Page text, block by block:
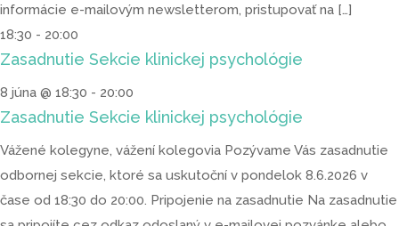
informácie e-mailovým newsletterom, pristupovať na […]
18:30 - 20:00
Zasadnutie Sekcie klinickej psychológie
8 júna @ 18:30 - 20:00
Zasadnutie Sekcie klinickej psychológie
Vážené kolegyne, vážení kolegovia Pozývame Vás zasadnutie
odbornej sekcie, ktoré sa uskutoční v pondelok 8.6.2026 v
čase od 18:30 do 20:00. Pripojenie na zasadnutie Na zasadnutie